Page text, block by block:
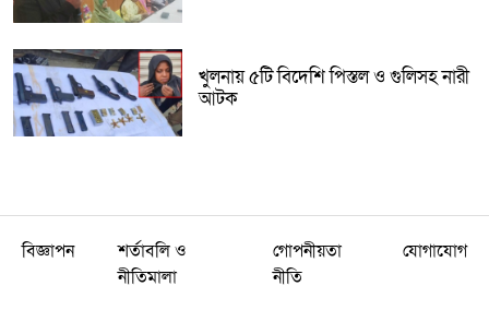
খুলনায় ৫টি বিদেশি পিস্তল ও গুলিসহ নারী
আটক
বিজ্ঞাপন
শর্তাবলি ও
নীতিমালা
গোপনীয়তা
নীতি
যোগাযোগ